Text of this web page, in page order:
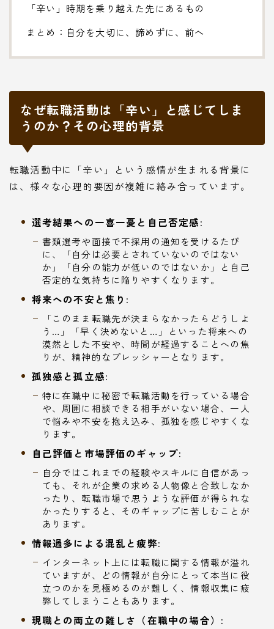
「辛い」時期を乗り越えた先にあるもの
まとめ：自分を大切に、諦めずに、前へ
なぜ転職活動は「辛い」と感じてしま
うのか？その心理的背景
転職活動中に「辛い」という感情が生まれる背景に
は、様々な心理的要因が複雑に絡み合っています。
選考結果への一喜一憂と自己否定感:
書類選考や面接で不採用の通知を受けるたび
に、「自分は必要とされていないのではない
か」「自分の能力が低いのではないか」と自己
否定的な気持ちに陥りやすくなります。
将来への不安と焦り:
「このまま転職先が決まらなかったらどうしよ
う…」「早く決めないと…」といった将来への
漠然とした不安や、時間が経過することへの焦
りが、精神的なプレッシャーとなります。
孤独感と孤立感:
特に在職中に秘密で転職活動を行っている場合
や、周囲に相談できる相手がいない場合、一人
で悩みや不安を抱え込み、孤独を感じやすくな
ります。
自己評価と市場評価のギャップ:
自分ではこれまでの経験やスキルに自信があっ
ても、それが企業の求める人物像と合致しなか
ったり、転職市場で思うような評価が得られな
かったりすると、そのギャップに苦しむことが
あります。
情報過多による混乱と疲弊:
インターネット上には転職に関する情報が溢れ
ていますが、どの情報が自分にとって本当に役
立つのかを見極めるのが難しく、情報収集に疲
弊してしまうこともあります。
現職との両立の難しさ（在職中の場合）: